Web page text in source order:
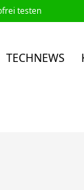
testen
TECHNEWS